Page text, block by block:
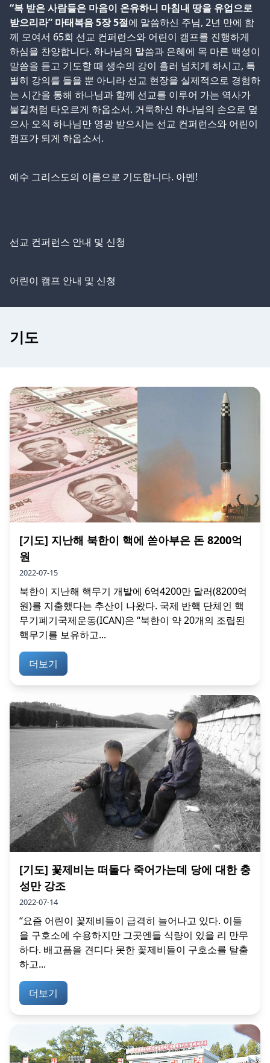
“복 받은 사람들은 마음이 온유하니 마침내 땅을 유업으로
받으리라” 마태복음 5장 5절에 말씀하신 주님, 2년 만에 함
께 모여서 65회 선교 컨퍼런스와 어린이 캠프를 진행하게
하심을 찬양합니다. 하나님의 말씀과 은혜에 목 마른 백성이
말씀을 듣고 기도할 때 생수의 강이 흘러 넘치게 하시고, 특
별히 강의를 들을 뿐 아니라 선교 현장을 실제적으로 경험하
는 시간을 통해 하나님과 함께 선교를 이루어 가는 역사가
불길처럼 타오르게 하옵소서. 거룩하신 하나님의 손으로 덮
으사 오직 하나님만 영광 받으시는 선교 컨퍼런스와 어린이
캠프가 되게 하옵소서.
예수 그리스도의 이름으로 기도합니다. 아멘!
선교 컨퍼런스 안내 및 신청
어린이 캠프 안내 및 신청
기도
[기도] 지난해 북한이 핵에 쏟아부은 돈 8200억
원
2022-07-15
북한이 지난해 핵무기 개발에 6억4200만 달러(8200억
원)를 지출했다는 추산이 나왔다. 국제 반핵 단체인 핵
무기폐기국제운동(ICAN)은 “북한이 약 20개의 조립된
핵무기를 보유하고...
더보기
[기도] 꽃제비는 떠돌다 죽어가는데 당에 대한 충
성만 강조
2022-07-14
“요즘 어린이 꽃제비들이 급격히 늘어나고 있다. 이들
을 구호소에 수용하지만 그곳엔들 식량이 있을 리 만무
하다. 배고픔을 견디다 못한 꽃제비들이 구호소를 탈출
하고...
더보기